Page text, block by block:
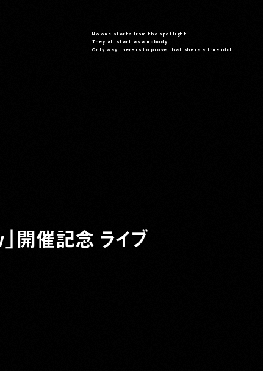
No one starts from the spotlight.
They all start as a nobody.
Only way there is to prove that she is a true idol.
開催記念 ライブ